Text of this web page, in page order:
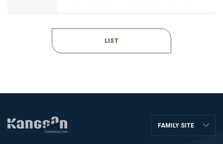
LIST
FAMILY SITE